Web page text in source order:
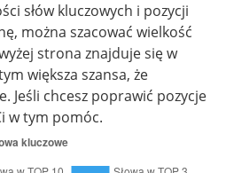
słów kluczowych i pozycji
można szacować wielkość
strona znajduje się w
większa szansa, że
Jeśli chcesz poprawić pozycje
w tym pomóc.